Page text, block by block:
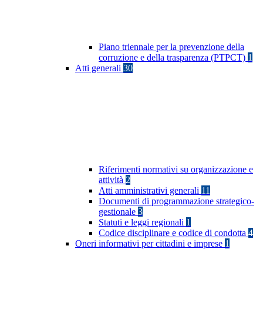
Piano triennale per la prevenzione della
corruzione e della trasparenza (PTPCT) 1
Atti generali 30
Riferimenti normativi su organizzazione e
attività 2
Atti amministrativi generali 11
Documenti di programmazione strategico-
gestionale 3
Statuti e leggi regionali 1
Codice disciplinare e codice di condotta 4
Oneri informativi per cittadini e imprese 1